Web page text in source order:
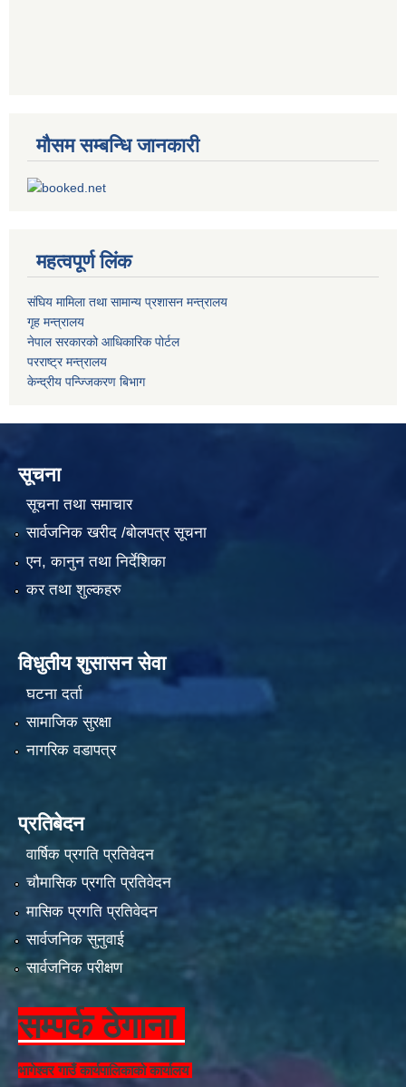
मौसम सम्बन्धि जानकारी
महत्वपूर्ण लिंक
संघिय मामिला तथा सामान्य प्रशासन मन्त्रालय
गृह मन्त्रालय
नेपाल सरकारको आधिकारिक पोर्टल
परराष्ट्र मन्त्रालय
केन्द्रीय पन्ज्जिकरण बिभाग
सूचना
सूचना तथा समाचार
सार्वजनिक खरीद /बोलपत्र सूचना
एन, कानुन तथा निर्देशिका
कर तथा शुल्कहरु
विधुतीय शुसासन सेवा
घटना दर्ता
सामाजिक सुरक्षा
नागरिक वडापत्र
प्रतिबेदन
वार्षिक प्रगति प्रतिवेदन
चौमासिक प्रगति प्रतिवेदन
मासिक प्रगति प्रतिवेदन
सार्वजनिक सुनुवाई
सार्वजनिक परीक्षण
सम्पर्क ठेगाना
भागेश्वर गाउँ कार्यपालिकाको कार्यालय